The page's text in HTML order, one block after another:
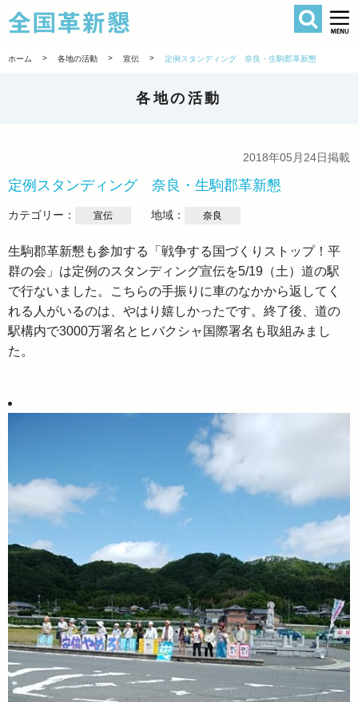
全国革新懇
検索
ホーム > 各地の活動 > 宣伝 > 定例スタンディング 奈良・生駒郡革新懇
各地の活動
2018年05月24日掲載
定例スタンディング 奈良・生駒郡革新懇
カテゴリー： 宣伝 地域： 奈良
生駒郡革新懇も参加する「戦争する国づくりストップ！平
群の会」は定例のスタンディング宣伝を5/19（土）道の駅
で行ないました。こちらの手振りに車のなかから返してく
れる人がいるのは、やはり嬉しかったです。終了後、道の
駅構内で3000万署名とヒバクシャ国際署名も取組みまし
た。